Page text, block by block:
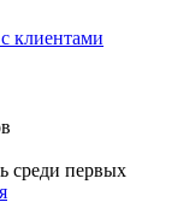
клиентами
среди первых